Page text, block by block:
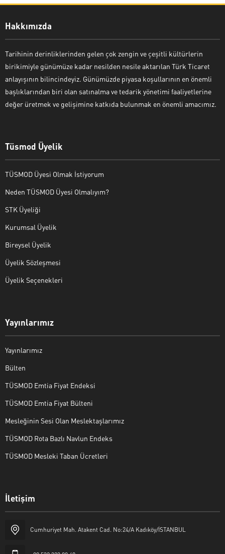
Hakkımızda
Tarihinin derinliklerinden gelen çok zengin ve çeşitli kültürlerin
birikimiyle günümüze kadar nesilden nesile aktarılan Türk Ticaret
anlayışının bilincindeyiz. Günümüzde piyasa koşullarının en önemli
başlıklarından biri olan satınalma ve tedarik yönetimi faaliyetlerine
değer üretmek ve gelişimine katkıda bulunmak en önemli amacımız.
Tüsmod Üyelik
TÜSMOD Üyesi Olmak İstiyorum
Neden TÜSMOD Üyesi Olmalıyım?
STK Üyeliği
Kurumsal Üyelik
Bireysel Üyelik
Üyelik Sözleşmesi
Üyelik Seçenekleri
Yayınlarımız
Yayınlarımız
Bülten
TÜSMOD Emtia Fiyat Endeksi
TÜSMOD Emtia Fiyat Bülteni
Mesleğinin Sesi Olan Meslektaşlarımız
TÜSMOD Rota Bazlı Navlun Endeks
TÜSMOD Mesleki Taban Ücretleri
İletişim
Cumhuriyet Mah. Atakent Cad. No:24/A Kadıköy/İSTANBUL